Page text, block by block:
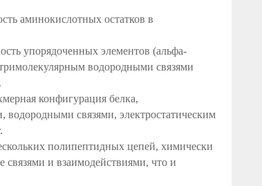
аминокислотных остатков в
упорядоченных элементов (альфа-
водородными связями
конфигурация белка,
связями, электростатическим
полипептидных цепей, химически
и взаимодействиями, что и